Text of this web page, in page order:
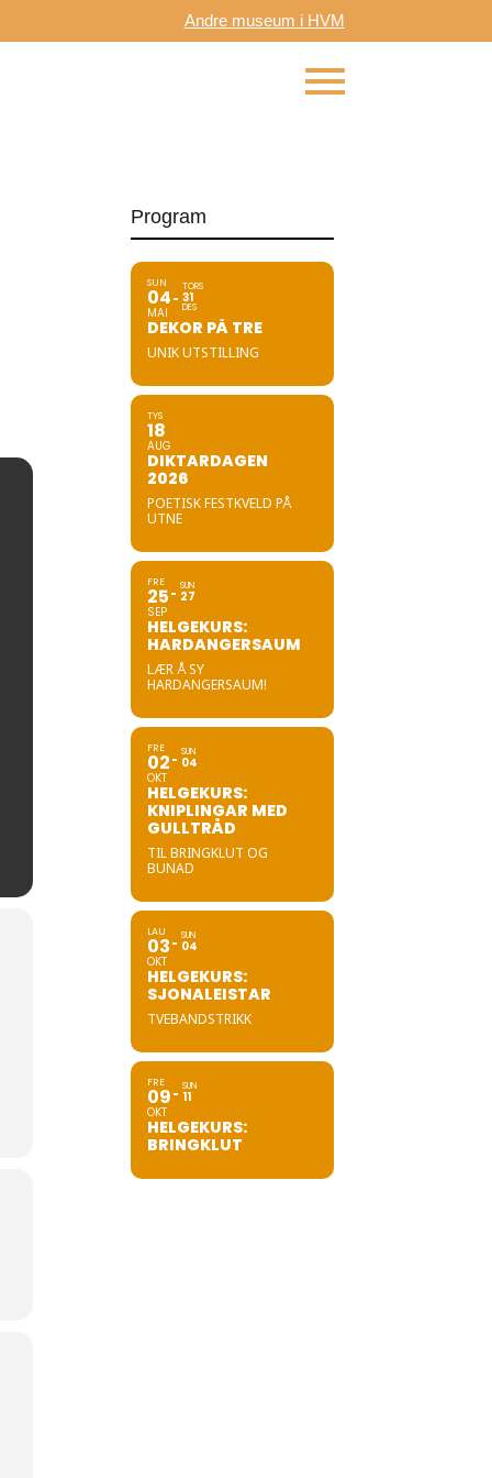
Andre museum i HVM
Program
SUN
04
MAI
TORS
31
DES
DEKOR PÅ TRE
UNIK UTSTILLING
TYS
18
AUG
DIKTARDAGEN
2026
POETISK FESTKVELD PÅ
UTNE
FRE
25
SEP
SUN
27
HELGEKURS:
HARDANGERSAUM
LÆR Å SY
HARDANGERSAUM!
FRE
02
OKT
SUN
04
HELGEKURS:
KNIPLINGAR MED
GULLTRÅD
TIL BRINGKLUT OG
BUNAD
LAU
03
OKT
SUN
04
HELGEKURS:
SJONALEISTAR
TVEBANDSTRIKK
FRE
09
OKT
SUN
11
HELGEKURS:
BRINGKLUT